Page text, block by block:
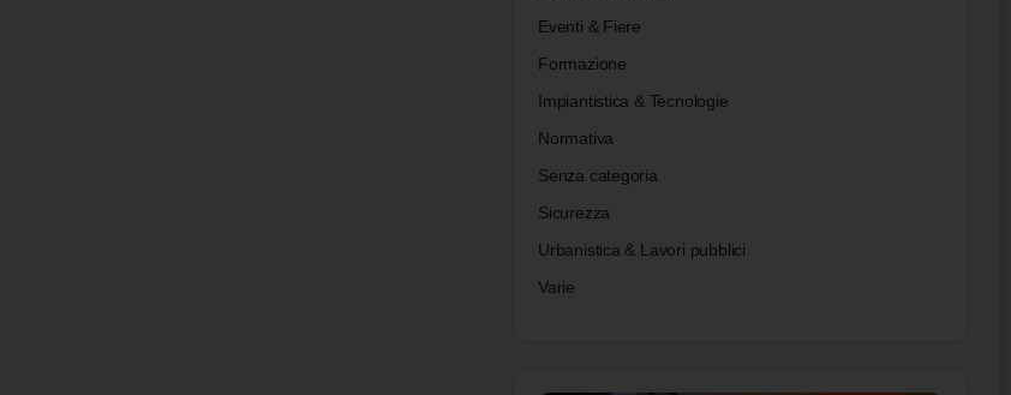
Eventi & Fiere
Formazione
Impiantistica & Tecnologie
Normativa
Senza categoria
Sicurezza
Urbanistica & Lavori pubblici
Varie